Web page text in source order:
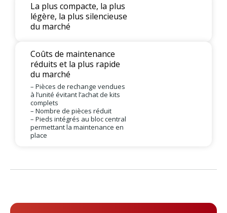
La plus compacte, la plus
légère, la plus silencieuse
du marché
Coûts de maintenance
réduits et la plus rapide
du marché
– Pièces de rechange vendues
à l’unité évitant l’achat de kits
complets
– Nombre de pièces réduit
– Pieds intégrés au bloc central
permettant la maintenance en
place